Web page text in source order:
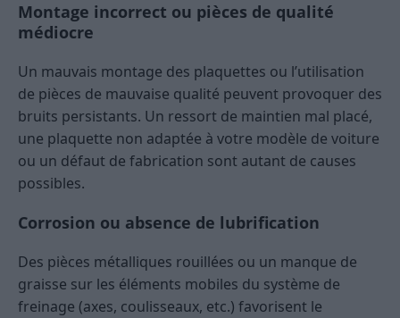
Montage incorrect ou pièces de qualité
médiocre
Un mauvais montage des plaquettes ou l’utilisation
de pièces de mauvaise qualité peuvent provoquer des
bruits persistants. Un ressort de maintien mal placé,
une plaquette non adaptée à votre modèle de voiture
ou un défaut de fabrication sont autant de causes
possibles.
Corrosion ou absence de lubrification
Des pièces métalliques rouillées ou un manque de
graisse sur les éléments mobiles du système de
freinage (axes, coulisseaux, etc.) favorisent le